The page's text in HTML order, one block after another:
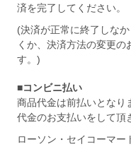
済を完了してください。
(決済が正常に終了しな
くか、決済方法の変更の
す。)
■コンビニ払い
商品代金は前払いとなり
代金のお支払いをして頂
ローソン・セイコーマー